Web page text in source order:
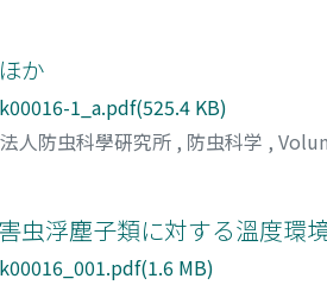
か
1_a.pdf(525.4 KB)
人防虫科學硏究所 , 防虫科学 ,
虫浮塵子類に対する溫度環
MB)